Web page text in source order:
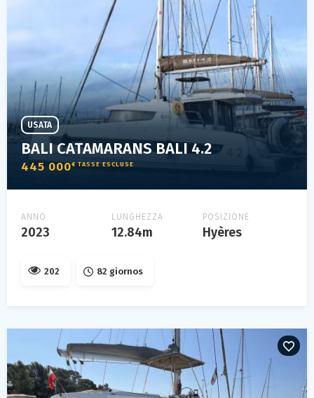
BALI CATAMARANS BALI 4.2
445 000€ TASSE ESCLUSE
USATA
ANNO
2023
LUNGHEZZA
12.84m
POSIZIONE
Hyères
202 82 giornos